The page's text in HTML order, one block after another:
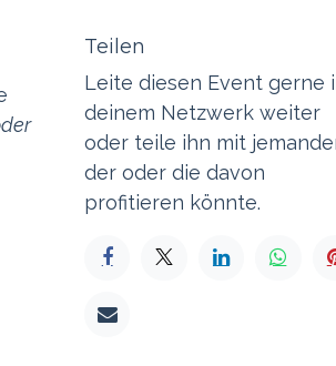
Teilen
Leite diesen Event gerne
deinem Netzwerk weiter
oder teile ihn mit
der oder die davon
profitieren könnte.